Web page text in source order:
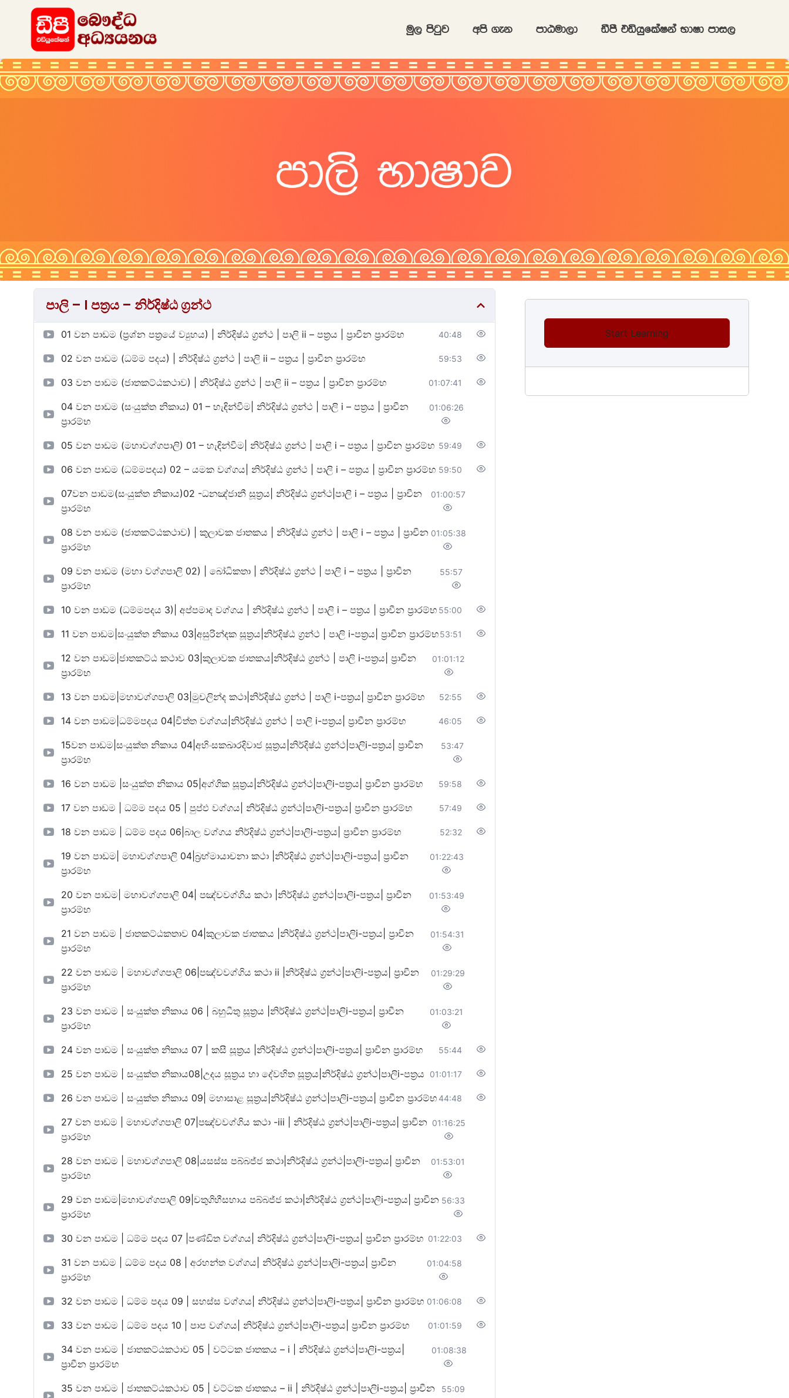
uq, msgqj wms .ek mdGud,d ãmS tähqflaIka NdId mdi,
පාලි – I පත්‍රය – නිර්දිෂ්ඨ ග්‍රන්ථ
01 වන පාඩම (ප්‍රශ්න පත්‍රයේ ව්‍යුහය) | නිර්දිෂ්ඨ ග්‍රන්ථ | පාලි ii – පත්‍රය | ප්‍රාචීන ප්‍රාරම්භ 40:48
02 වන පාඩම (ධම්ම පදය) | නිර්දිෂ්ඨ ග්‍රන්ථ | පාලි ii – පත්‍රය | ප්‍රාචීන ප්‍රාරම්භ 59:53
03 වන පාඩම (ජාතකට්ඨකථාව) | නිර්දිෂ්ඨ ග්‍රන්ථ | පාලි ii – පත්‍රය | ප්‍රාචීන ප්‍රාරම්භ 01:07:41
04 වන පාඩම (සංයුක්ත නිකාය) 01 – හැඳින්වීම| නිර්දිෂ්ඨ ග්‍රන්ථ | පාලි i – පත්‍රය | ප්‍රාචීන
ප්‍රාරම්භ
01:06:26
05 වන පාඩම (මහාවග්ගපාලි) 01 – හැඳින්වීම| නිර්දිෂ්ඨ ග්‍රන්ථ | පාලි i – පත්‍රය | ප්‍රාචීන ප්‍රාරම්භ 59:49
06 වන පාඩම (ධම්මපදය) 02 – යමක වග්ගය| නිර්දිෂ්ඨ ග්‍රන්ථ | පාලි i – පත්‍රය | ප්‍රාචීන ප්‍රාරම්භ 59:50
07වන පාඩම(සංයුක්ත නිකාය)02 -ධනඤ්ජානී සූත්‍රය| නිර්දිෂ්ඨ ග්‍රන්ථ|පාලි i – පත්‍රය | ප්‍රාචීන
ප්‍රාරම්භ
01:00:57
08 වන පාඩම (ජාතකට්ඨකථාව) | කුලාවක ජාතකය | නිර්දිෂ්ඨ ග්‍රන්ථ | පාලි i – පත්‍රය | ප්‍රාචීන
ප්‍රාරම්භ
01:05:38
09 වන පාඩම (මහා වග්ගපාලි 02) | බෝධිකතා | නිර්දිෂ්ඨ ග්‍රන්ථ | පාලි i – පත්‍රය | ප්‍රාචීන
ප්‍රාරම්භ
55:57
10 වන පාඩම (ධම්මපදය 3)| අප්පමාද වග්ගය | නිර්දිෂ්ඨ ග්‍රන්ථ | පාලි i – පත්‍රය | ප්‍රාචීන ප්‍රාරම්භ 55:00
11 වන පාඩම|සංයුක්ත නිකාය 03|අසුරින්දක සූත්‍රය|නිර්දිෂ්ඨ ග්‍රන්ථ | පාලි i-පත්‍රය| ප්‍රාචීන ප්‍රාරම්භ53:51
12 වන පාඩම|ජාතකට්ඨ කථාව 03|කුලාවක ජාතකය|නිර්දිෂ්ඨ ග්‍රන්ථ | පාලි i-පත්‍රය| ප්‍රාචීන
ප්‍රාරම්භ
01:01:12
13 වන පාඩම|මහාවග්ගපාලි 03|මුචලින්ද කථා|නිර්දිෂ්ඨ ග්‍රන්ථ | පාලි i-පත්‍රය| ප්‍රාචීන ප්‍රාරම්භ 52:55
14 වන පාඩම|ධම්මපදය 04|චිත්ත වග්ගය|නිර්දිෂ්ඨ ග්‍රන්ථ | පාලි i-පත්‍රය| ප්‍රාචීන ප්‍රාරම්භ 46:05
15වන පාඩම|සංයුක්ත නිකාය 04|අහිංසකඛාරදිවාජ සූත්‍රය|නිර්දිෂ්ඨ ග්‍රන්ථ|පාලිi-පත්‍රය| ප්‍රාචීන
ප්‍රාරම්භ
53:47
16 වන පාඩම |සංයුක්ත නිකාය 05|අග්ගික සූත්‍රය|නිර්දිෂ්ඨ ග්‍රන්ථ|පාලිi-පත්‍රය| ප්‍රාචීන ප්‍රාරම්භ 59:58
17 වන පාඩම | ධම්ම පදය 05 | පුප්ඵ වග්ගය| නිර්දිෂ්ඨ ග්‍රන්ථ|පාලිi-පත්‍රය| ප්‍රාචීන ප්‍රාරම්භ 57:49
18 වන පාඩම | ධම්ම පදය 06|බාල වග්ගය නිර්දිෂ්ඨ ග්‍රන්ථ|පාලිi-පත්‍රය| ප්‍රාචීන ප්‍රාරම්භ 52:32
19 වන පාඩම| මහාවග්ගපාලි 04|බ්‍රහ්මායාචනා කථා |නිර්දිෂ්ඨ ග්‍රන්ථ|පාලිi-පත්‍රය| ප්‍රාචීන
ප්‍රාරම්භ
01:22:43
20 වන පාඩම| මහාවග්ගපාලි 04| පඤ්චවග්ගිය කථා |නිර්දිෂ්ඨ ග්‍රන්ථ|පාලිi-පත්‍රය| ප්‍රාචීන
ප්‍රාරම්භ
01:53:49
21 වන පාඩම | ජාතකට්ඨකතාව 04|කුලාවක ජාතකය |නිර්දිෂ්ඨ ග්‍රන්ථ|පාලිi-පත්‍රය| ප්‍රාචීන
ප්‍රාරම්භ
01:54:31
22 වන පාඩම | මහාවග්ගපාලි 06|පඤ්චවග්ගිය කථා ii |නිර්දිෂ්ඨ ග්‍රන්ථ|පාලිi-පත්‍රය| ප්‍රාචීන
ප්‍රාරම්භ
01:29:29
23 වන පාඩම | සංයුක්ත නිකාය 06 | බහුධීතු සූත්‍රය |නිර්දිෂ්ඨ ග්‍රන්ථ|පාලිi-පත්‍රය| ප්‍රාචීන
ප්‍රාරම්භ
01:03:21
24 වන පාඩම | සංයුක්ත නිකාය 07 | කසී සූත්‍රය |නිර්දිෂ්ඨ ග්‍රන්ථ|පාලිi-පත්‍රය| ප්‍රාචීන ප්‍රාරම්භ 55:44
25 වන පාඩම | සංයුක්ත නිකාය08|උදය සූත්‍රය හා දේවහිත සූත්‍රය|නිර්දිෂ්ඨ ග්‍රන්ථ|පාලිi-පත්‍රය 01:01:17
26 වන පාඩම | සංයුක්ත නිකාය 09| මහාසාළ සූත්‍රය|නිර්දිෂ්ඨ ග්‍රන්ථ|පාලිi-පත්‍රය| ප්‍රාචීන ප්‍රාරම්භ44:48
27 වන පාඩම | මහාවග්ගපාලි 07|පඤ්චවග්ගිය කථා -iii | නිර්දිෂ්ඨ ග්‍රන්ථ|පාලිi-පත්‍රය| ප්‍රාචීන
ප්‍රාරම්භ
01:16:25
28 වන පාඩම | මහාවග්ගපාලි 08|යසස්ස පබ්බජ්ජ කථා|නිර්දිෂ්ඨ ග්‍රන්ථ|පාලිi-පත්‍රය| ප්‍රාචීන
ප්‍රාරම්භ
01:53:01
29 වන පාඩම|මහාවග්ගපාලි 09|චතුගිහීසහාය පබ්බජ්ජ කථා|නිර්දිෂ්ඨ ග්‍රන්ථ|පාලිi-පත්‍රය| ප්‍රාචීන
ප්‍රාරම්භ
56:33
30 වන පාඩම | ධම්ම පදය 07 |පණ්ඩිත වග්ගය| නිර්දිෂ්ඨ ග්‍රන්ථ|පාලිi-පත්‍රය| ප්‍රාචීන ප්‍රාරම්භ 01:22:03
31 වන පාඩම | ධම්ම පදය 08 | අරහන්ත වග්ගය| නිර්දිෂ්ඨ ග්‍රන්ථ|පාලිi-පත්‍රය| ප්‍රාචීන
ප්‍රාරම්භ
01:04:58
32 වන පාඩම | ධම්ම පදය 09 | සහස්ස වග්ගය| නිර්දිෂ්ඨ ග්‍රන්ථ|පාලිi-පත්‍රය| ප්‍රාචීන ප්‍රාරම්භ 01:06:08
33 වන පාඩම | ධම්ම පදය 10 | පාප වග්ගය| නිර්දිෂ්ඨ ග්‍රන්ථ|පාලිi-පත්‍රය| ප්‍රාචීන ප්‍රාරම්භ 01:01:59
34 වන පාඩම | ජාතකට්ඨකථාව 05 | වට්ටක ජාතකය – i | නිර්දිෂ්ඨ ග්‍රන්ථ|පාලිi-පත්‍රය|
ප්‍රාචීන ප්‍රාරම්භ
01:08:38
35 වන පාඩම | ජාතකට්ඨකථාව 05 | වට්ටක ජාතකය – ii | නිර්දිෂ්ඨ ග්‍රන්ථ|පාලිi-පත්‍රය| ප්‍රාචීන
55:09
Start Learning